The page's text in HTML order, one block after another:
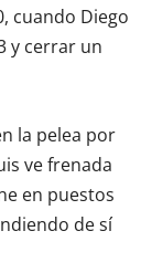
cuando Diego
y cerrar un
la pelea por
ve frenada
en puestos
de sí